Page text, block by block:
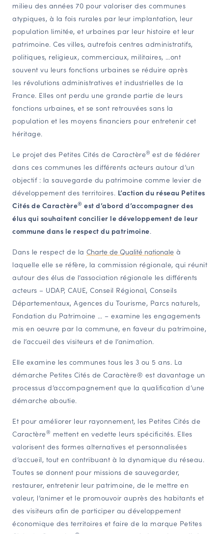
milieu des années 70 pour valoriser des communes
atypiques, à la fois rurales par leur implantation, leur
population limitée, et urbaines par leur histoire et leur
patrimoine. Ces villes, autrefois centres administratifs,
politiques, religieux, commerciaux, militaires, …ont
souvent vu leurs fonctions urbaines se réduire après
les révolutions administratives et industrielles de la
France. Elles ont perdu une grande partie de leurs
fonctions urbaines, et se sont retrouvées sans la
population et les moyens financiers pour entretenir cet
héritage.
Le projet des Petites Cités de Caractère® est de fédérer
dans ces communes les différents acteurs autour d’un
objectif : la sauvegarde du patrimoine comme levier de
développement des territoires. L’action du réseau Petites
Cités de Caractère® est d’abord d’accompagner des
élus qui souhaitent concilier le développement de leur
commune dans le respect du patrimoine.
Dans le respect de la Charte de Qualité nationale à
laquelle elle se réfère, la commission régionale, qui réunit
autour des élus de l’association régionale les différents
acteurs – UDAP, CAUE, Conseil Régional, Conseils
Départementaux, Agences du Tourisme, Parcs naturels,
Fondation du Patrimoine … – examine les engagements
mis en oeuvre par la commune, en faveur du patrimoine,
de l’accueil des visiteurs et de l’animation.
Elle examine les communes tous les 3 ou 5 ans. La
démarche Petites Cités de Caractère® est davantage un
processus d’accompagnement que la qualification d’une
démarche aboutie.
Et pour améliorer leur rayonnement, les Petites Cités de
Caractère® mettent en vedette leurs spécificités. Elles
valorisent des formes alternatives et personnalisées
d’accueil, tout en contribuant à la dynamique du réseau.
Toutes se donnent pour missions de sauvegarder,
restaurer, entretenir leur patrimoine, de le mettre en
valeur, l’animer et le promouvoir auprès des habitants et
des visiteurs afin de participer au développement
économique des territoires et faire de la marque Petites